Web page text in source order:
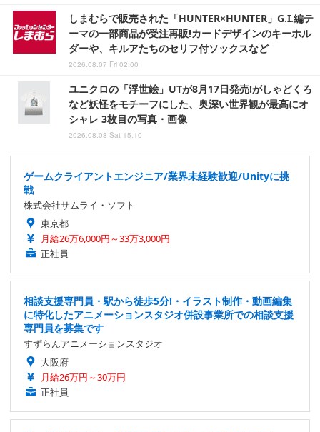
しまむらで販売された「HUNTER×HUNTER」G.I.編テ
ーマの一部商品が受注再販!カードデザインのキーホル
ダーや、キルアたちのセリフ付ソックスなど
2026.08.07 Fri 02:00
ユニクロの「浮世絵」UTが8月17日発売!がしゃどくろ
など妖怪をモチーフにした、奥深い世界観が最高にオ
シャレ 3枚目の写真・画像
2026.08.08 Sat 15:10
ゲームクライアントエンジニア/業界未経験歓迎/Unityに挑
戦
株式会社サムライ・ソフト
東京都
月給26万6,000円～33万3,000円
正社員
相談支援専門員・駅から徒歩5分!・イラスト制作・動画編集
に特化したアニメーションスタジオ併設事業所での相談支援
専門員を募集です
すずらんアニメーションスタジオ
大阪府
月給26万円～30万円
正社員